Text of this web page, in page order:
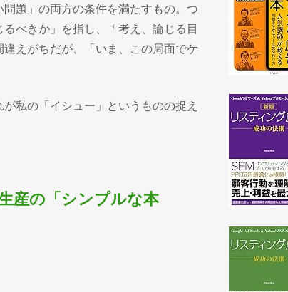
題」の両方の条件を満たすもの。つ
べきか」を指し、「考え、論じる目
えがちだが、「いま、この局面でケ
私の「イシュー」というものの捉え
産の「シンプルな本